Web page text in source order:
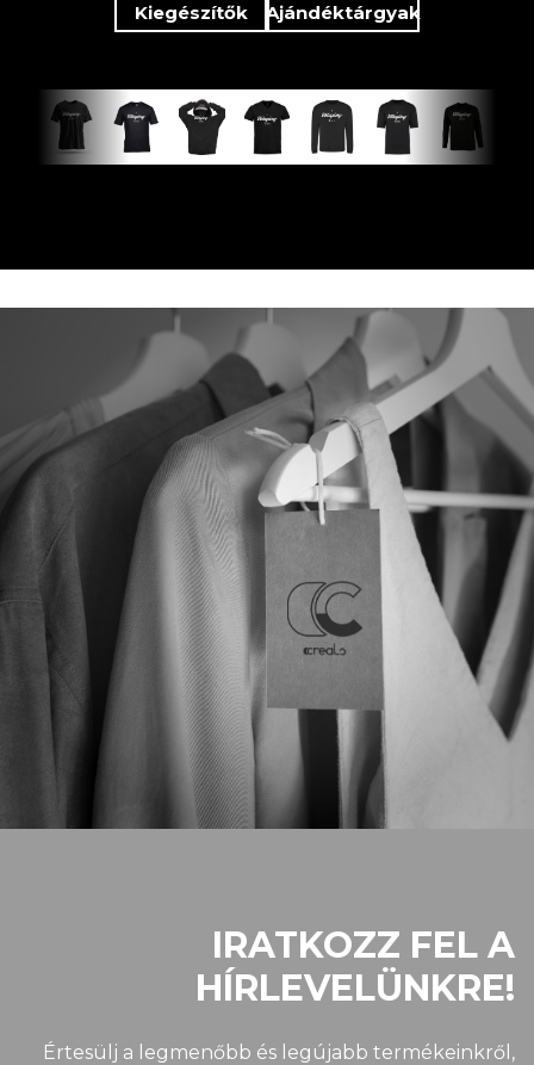
Kiegészítők
Ajándéktárgyak
IRATKOZZ FEL A
HÍRLEVELÜNKRE!
Értesülj a legmenőbb és legújabb termékeinkről,